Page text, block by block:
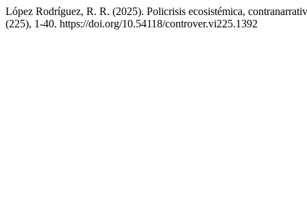
López Rodríguez, R. R. (2025). Policrisis ecosistémica,
(225), 1-40. https://doi.org/10.54118/controver.vi225.1392